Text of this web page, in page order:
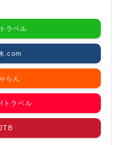
ラベル
.com
らん
トラベル